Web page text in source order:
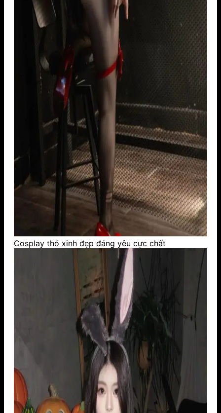
Cosplay thỏ xinh đẹp đáng yêu cực chất